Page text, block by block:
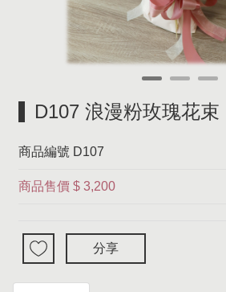
D107 浪漫粉玫瑰花束
商品編號 D107
商品售價 $ 3,200
分享